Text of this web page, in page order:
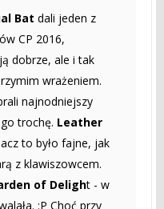
Bat dali jeden z
CP 2016,
dobrze, ale i tak
wrażeniem.
najnodniejszy
trochę. Leather
to było fajne, jak
z klawiszowcem.
of Delight - w
:P Choć przy